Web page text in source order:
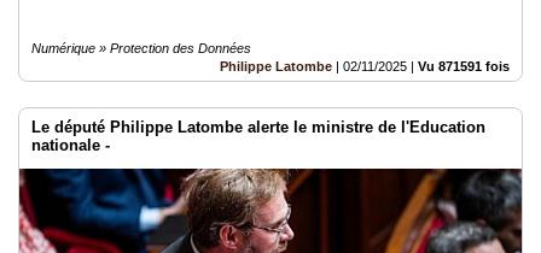
Numérique » Protection des Données
Philippe Latombe | 02/11/2025 | Vu 871591 fois
Le député Philippe Latombe alerte le ministre de l'Education
nationale -